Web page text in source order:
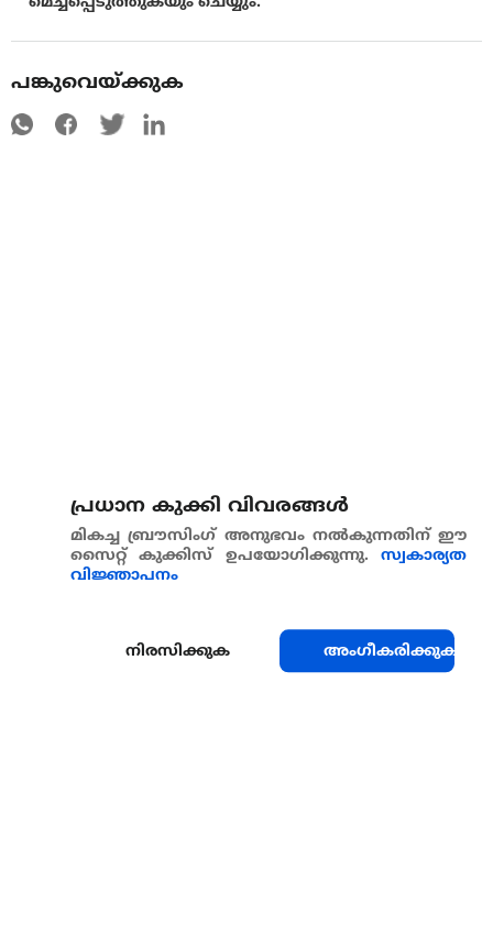
പങ്കുവെയ്ക്കുക
പ്രധാന കുക്കി വിവരങ്ങള്‍
മികച്ച ബ്രൗസിംഗ് അനുഭവം നൽകുന്നതിന് ഈ
സൈറ്റ് കുക്കിസ് ഉപയോഗിക്കുന്നു. സ്വകാര്യത
വിജ്ഞാപനം
നിരസിക്കുക അംഗീകരിക്കുക